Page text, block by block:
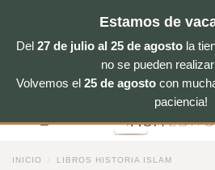
Estamos de
Del 27 de julio al 25 de agosto la
no se pueden
Volvemos el 25 de agosto con
paciencia!
INICIO LIBROS HISTORIA ISLAM